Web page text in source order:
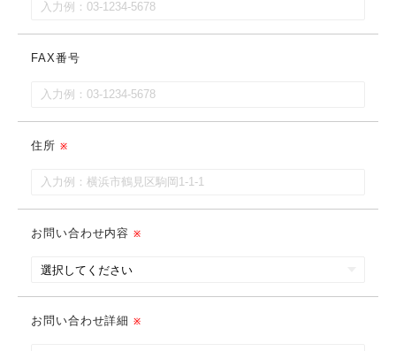
FAX番号
住所
お問い合わせ内容
お問い合わせ詳細